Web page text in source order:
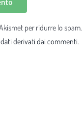
per ridurre lo spam.
derivati dai commenti.